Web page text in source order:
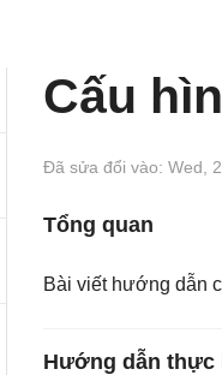
Cấu
Đã sửa đổi vào: Wed,
Tổng quan
Bài viết hướng dẫn
Hướng dẫn thực